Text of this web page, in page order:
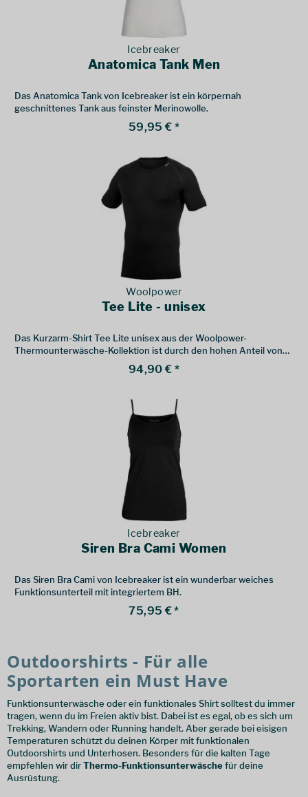
Icebreaker
Anatomica Tank Men
Das Anatomica Tank von Icebreaker ist ein körpernah
geschnittenes Tank aus feinster Merinowolle.
59,95 € *
Woolpower
Tee Lite - unisex
Das Kurzarm-Shirt Tee Lite unisex aus der Woolpower-
Thermounterwäsche-Kollektion ist durch den hohen Anteil von
80% Merinowolle angenehm weich auf der Haut und äußerst
komfortabel zu tragen. Ideal für die winterliche Outdoorzeit.
94,90 € *
Icebreaker
Siren Bra Cami Women
Das Siren Bra Cami von Icebreaker ist ein wunderbar weiches
Funktionsunterteil mit integriertem BH.
75,95 € *
Outdoorshirts - Für alle
Sportarten ein Must Have
Funktionsunterwäsche oder ein funktionales Shirt solltest du immer
tragen, wenn du im Freien aktiv bist. Dabei ist es egal, ob es sich um
Trekking, Wandern oder Running handelt. Aber gerade bei eisigen
Temperaturen schützt du deinen Körper mit funktionalen
Outdoorshirts und Unterhosen. Besonders für die kalten Tage
empfehlen wir dirThermo-Funktionsunterwäschefür deine
Ausrüstung.